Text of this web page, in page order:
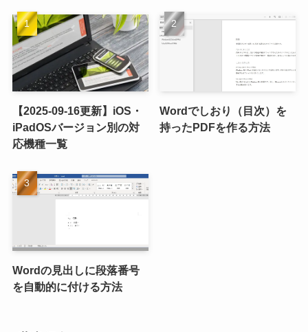
【2025-09-16更新】iOS・
iPadOSバージョン別の対
応機種一覧
Wordでしおり（目次）を
持ったPDFを作る方法
Wordの見出しに段落番号
を自動的に付ける方法